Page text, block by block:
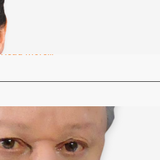
A conscientização sobre os
crescendo, e, junto a isso,…
Read More…
COLUNISTAS
Orquestra Jovem dá Show
Redação 7 de novembro de 2024